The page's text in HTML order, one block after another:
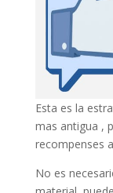
Esta es la
mas antigua ,
recompenses
No es